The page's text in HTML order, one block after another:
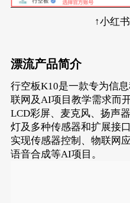
↑小红
漂流产品简介
行空板K10是一款专为信
联网及AI项目教学需求而
LCD彩屏、麦克风、扬声
灯及多种传感器和扩展接
实现传感器控制、物联网
语音合成等AI项目。